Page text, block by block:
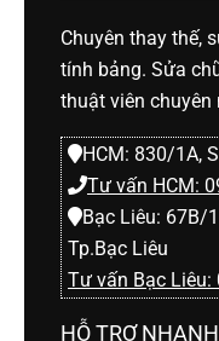
Chuyên thay thế,
tính bảng. Sửa
thuật viên chuyên
HCM: 830/1A,
Tư vấn HCM:
Bạc Liêu: 67B/
Tp.Bạc Liêu
Tư vấn Bạc Liêu:
HỖ TRỢ NHANH